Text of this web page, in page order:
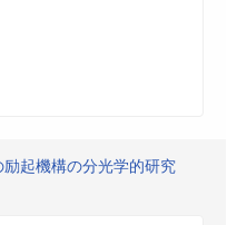
起機構の分光学的研究